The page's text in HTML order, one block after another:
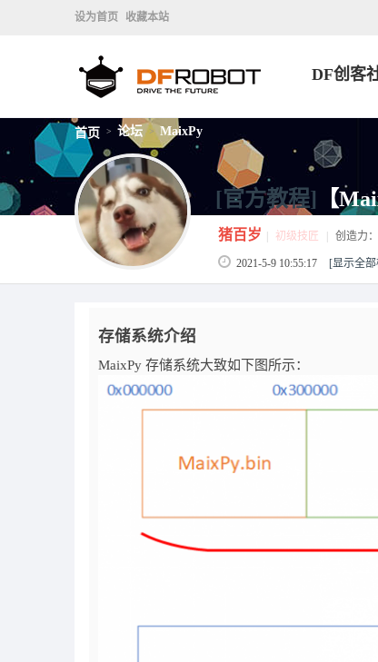
设为首页 收藏本站
DF创客
首页 > 论坛 > MaixPy
[官方教程] 【
猪百岁 初级技匠 创造力：
2021-5-9 10:55:17 [显示全
存储系统介绍
MaixPy 存储系统大致如下图所示：